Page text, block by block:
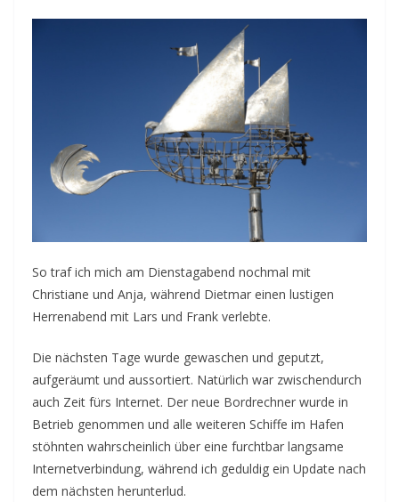
So traf ich mich am Dienstagabend nochmal mit
Christiane und Anja, während Dietmar einen lustigen
Herrenabend mit Lars und Frank verlebte.
Die nächsten Tage wurde gewaschen und geputzt,
aufgeräumt und aussortiert. Natürlich war zwischendurch
auch Zeit fürs Internet. Der neue Bordrechner wurde in
Betrieb genommen und alle weiteren Schiffe im Hafen
stöhnten wahrscheinlich über eine furchtbar langsame
Internetverbindung, während ich geduldig ein Update nach
dem nächsten herunterlud.